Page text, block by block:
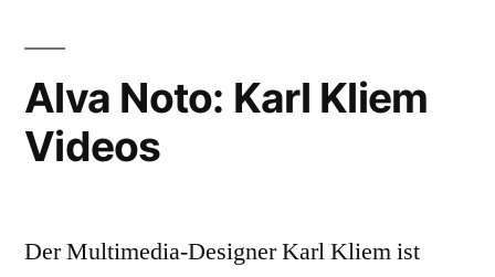
Alva Noto: Karl Kliem
Videos
Der Multimedia-Designer Karl Kliem ist